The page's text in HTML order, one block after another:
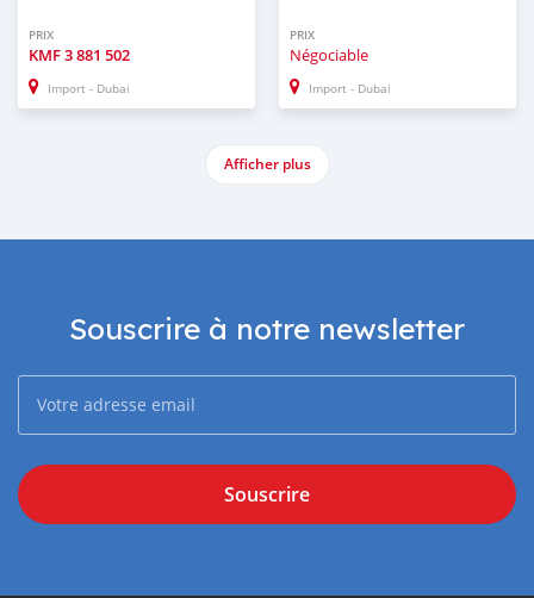
PRIX
KMF3 881 502
Import - Dubai
PRIX
Négociable
Import - Dubai
Afficher plus
Souscrire à notre newsletter
Souscrire